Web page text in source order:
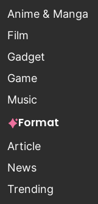
Anime & Manga
Film
Gadget
Game
Music
Format
Article
News
Trending